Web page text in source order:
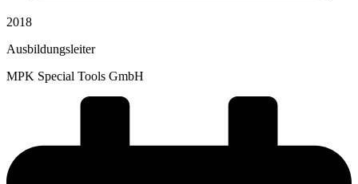
2018
Ausbildungsleiter
MPK Special Tools GmbH